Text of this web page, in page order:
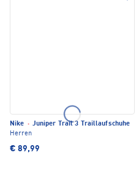
Nike · Juniper Trail 3 Traillaufschuhe
Herren
€ 89,99